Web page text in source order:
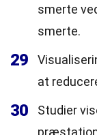
smerte
smerte.
29
at
30
Studier